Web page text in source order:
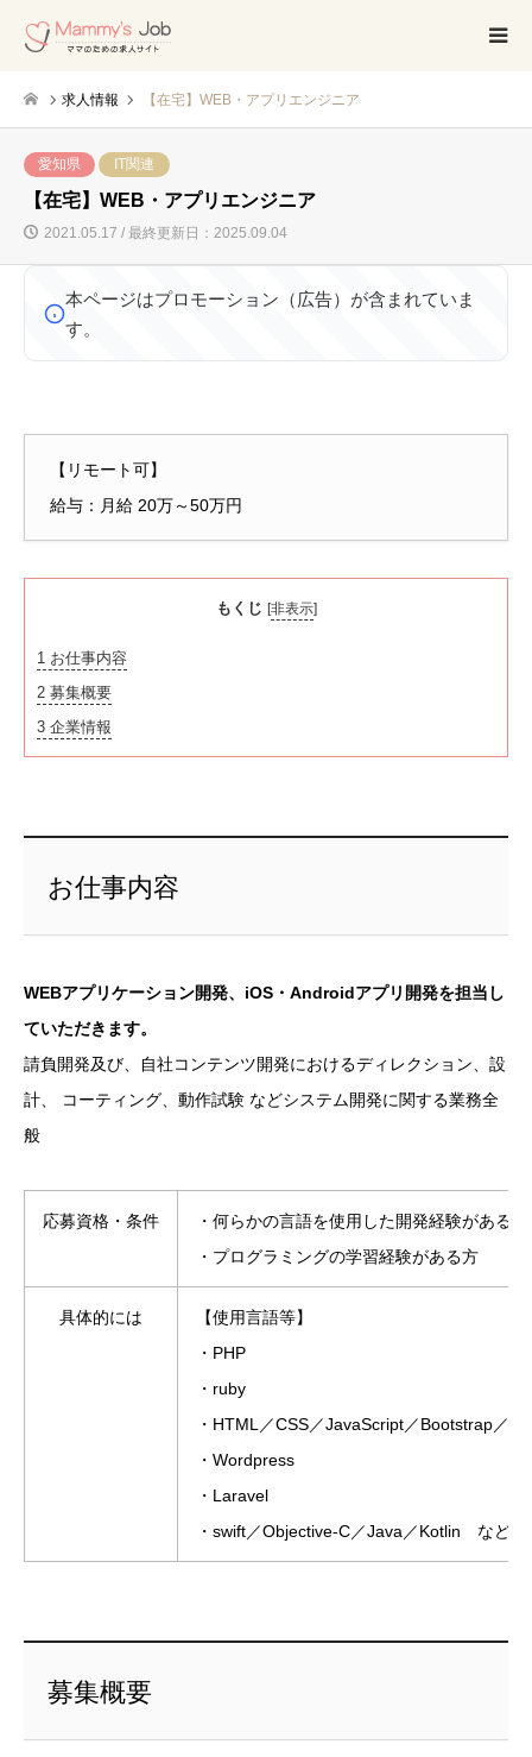
求人情報 【在宅】WEB・アプリエンジニア
愛知県 IT関連
【在宅】WEB・アプリエンジニア
2021.05.17 / 最終更新日：2025.09.04
本ページはプロモーション（広告）が含まれていま
す。
【リモート可】
給与：月給 20万～50万円
もくじ [非表示]
1 お仕事内容
2 募集概要
3 企業情報
お仕事内容
WEBアプリケーション開発、iOS・Androidアプリ開発を担当し
ていただきます。
請負開発及び、自社コンテンツ開発におけるディレクション、設
計、 コーティング、動作試験 などシステム開発に関する業務全
般
応募資格・条件
・何らかの言語を使用した開発経験がある方
・プログラミングの学習経験がある方
具体的には
【使用言語等】
・PHP
・ruby
・HTML／CSS／JavaScript／Bootstrap／
・Wordpress
・Laravel
・swift／Objective-C／Java／Kotlin など
募集概要